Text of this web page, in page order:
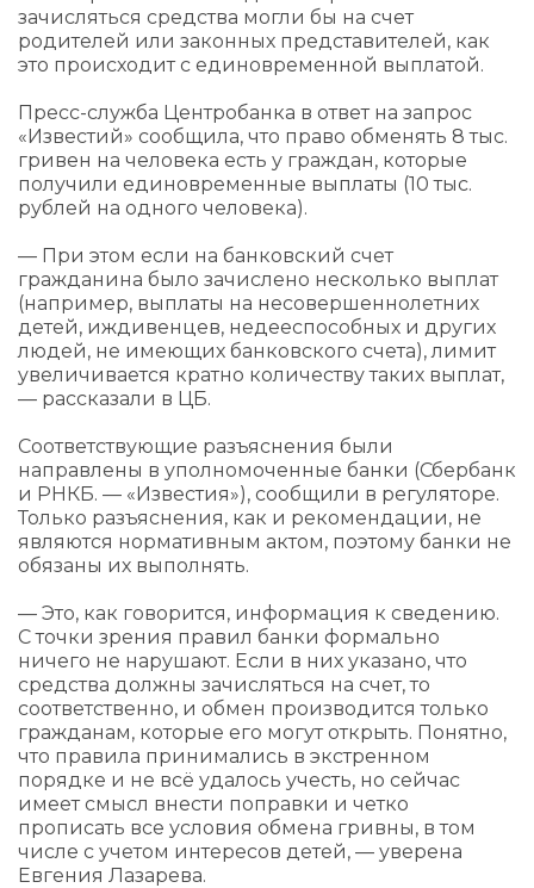
зачисляться средства могли бы на счет
родителей или законных представителей, как
это происходит с единовременной выплатой.
Пресс-служба Центробанка в ответ на запрос
«Известий» сообщила, что право обменять 8 тыс.
гривен на человека есть у граждан, которые
получили единовременные выплаты (10 тыс.
рублей на одного человека).
— При этом если на банковский счет
гражданина было зачислено несколько выплат
(например, выплаты на несовершеннолетних
детей, иждивенцев, недееспособных и других
людей, не имеющих банковского счета), лимит
увеличивается кратно количеству таких выплат,
— рассказали в ЦБ.
Соответствующие разъяснения были
направлены в уполномоченные банки (Сбербанк
и РНКБ. — «Известия»), сообщили в регуляторе.
Только разъяснения, как и рекомендации, не
являются нормативным актом, поэтому банки не
обязаны их выполнять.
— Это, как говорится, информация к сведению.
С точки зрения правил банки формально
ничего не нарушают. Если в них указано, что
средства должны зачисляться на счет, то
соответственно, и обмен производится только
гражданам, которые его могут открыть. Понятно,
что правила принимались в экстренном
порядке и не всё удалось учесть, но сейчас
имеет смысл внести поправки и четко
прописать все условия обмена гривны, в том
числе с учетом интересов детей, — уверена
Евгения Лазарева.